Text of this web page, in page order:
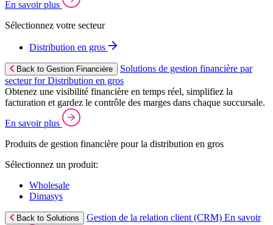
En savoir plus
Sélectionnez votre secteur
Distribution en gros
Back to Gestion Financière
Solutions de gestion financière par
secteur for Distribution en gros
Obtenez une visibilité financière en temps réel, simplifiez la
facturation et gardez le contrôle des marges dans chaque succursale.
En savoir plus
Produits de gestion financière pour la distribution en gros
Sélectionnez un produit:
Wholesale
Dimasys
Back to Solutions Gestion de la relation client (CRM) En savoir